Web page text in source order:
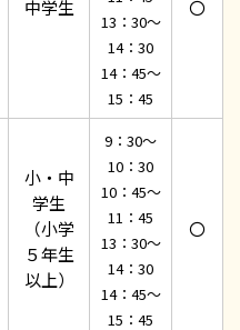
中学生
13：30～
14：30
14：45～
15：45
〇
小・中
学生
（小学
５年生
以上）
9：30～
10：30
10：45～
11：45
13：30～
14：30
14：45～
15：45
〇